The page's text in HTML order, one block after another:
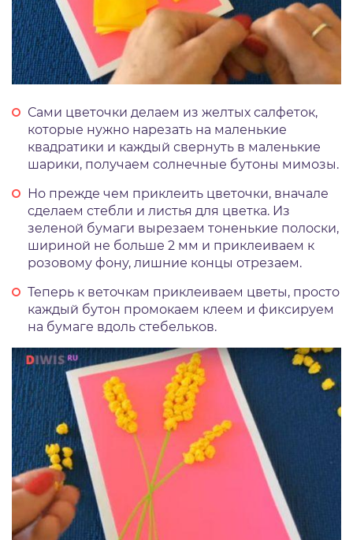
Сами цветочки делаем из желтых салфеток,
которые нужно нарезать на маленькие
квадратики и каждый свернуть в маленькие
шарики, получаем солнечные бутоны мимозы.
Но прежде чем приклеить цветочки, вначале
сделаем стебли и листья для цветка. Из
зеленой бумаги вырезаем тоненькие полоски,
шириной не больше 2 мм и приклеиваем к
розовому фону, лишние концы отрезаем.
Теперь к веточкам приклеиваем цветы, просто
каждый бутон промокаем клеем и фиксируем
на бумаге вдоль стебельков.